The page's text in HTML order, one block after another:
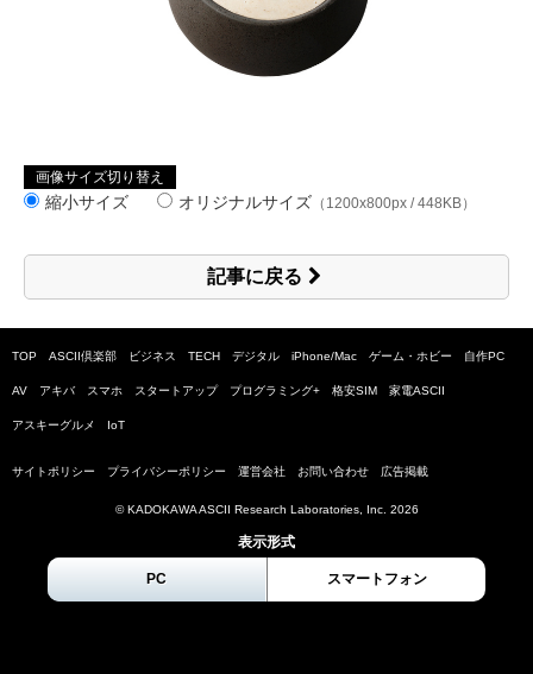
画像サイズ切り替え
縮小サイズ オリジナルサイズ （1200x800px / 448KB）
記事に戻る
TOP ASCII倶楽部 ビジネス TECH デジタル iPhone/Mac ゲーム・ホビー 自作PC
AV アキバ スマホ スタートアップ プログラミング+ 格安SIM 家電ASCII
アスキーグルメ IoT
サイトポリシー プライバシーポリシー 運営会社 お問い合わせ 広告掲載
© KADOKAWA ASCII Research Laboratories, Inc. 2026
表示形式
PC スマートフォン